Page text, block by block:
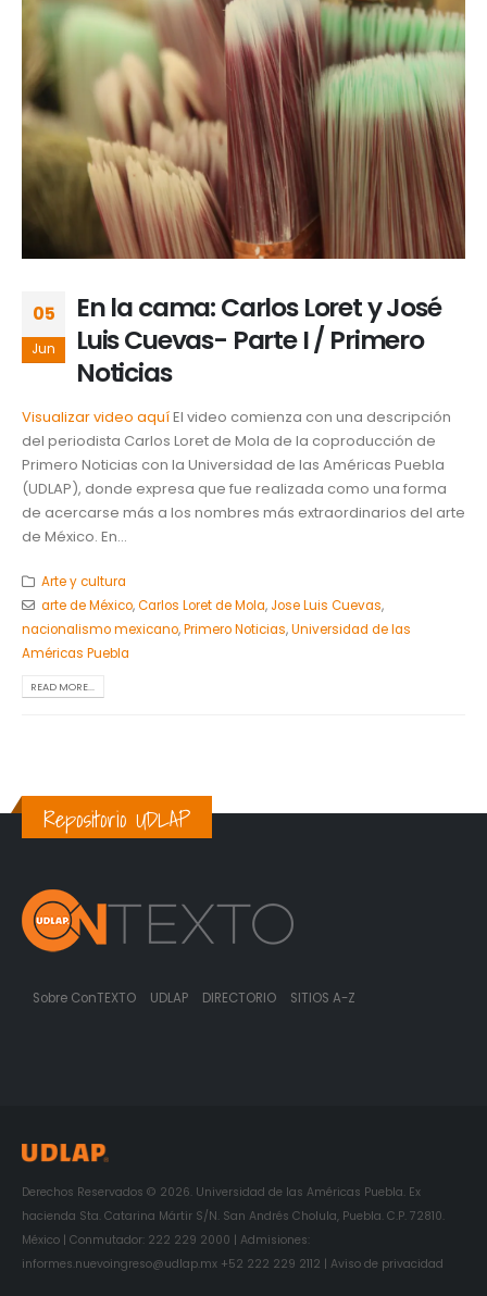
05
Jun
En la cama: Carlos Loret y José
Luis Cuevas- Parte I / Primero
Noticias
Visualizar video aquíEl video comienza con una descripción
del periodista Carlos Loret de Mola de la coproducción de
Primero Noticias con la Universidad de las Américas Puebla
(UDLAP), donde expresa que fue realizada como una forma
de acercarse más a los nombres más extraordinarios del arte
de México. En...
Arte y cultura
arte de México,Carlos Loret de Mola, Jose Luis Cuevas,
nacionalismo mexicano,Primero Noticias,Universidad de las
Américas Puebla
READ MORE...
Repositorio UDLAP
Sobre ConTEXTO UDLAP DIRECTORIO SITIOS A-Z
Derechos Reservados © 2026. Universidad de las Américas Puebla. Ex
hacienda Sta. Catarina Mártir S/N. San Andrés Cholula, Puebla. C.P. 72810.
México | Conmutador: 222 229 2000 | Admisiones:
informes.nuevoingreso@udlap.mx +52 222 229 2112 | Aviso de privacidad